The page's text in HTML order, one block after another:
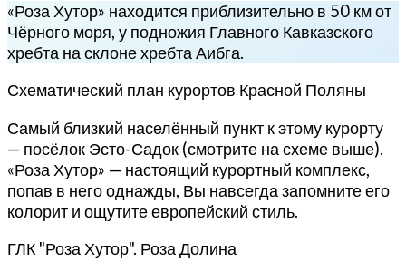
«Роза Хутор» находится приблизительно в 50 км от
Чёрного моря, у подножия Главного Кавказского
хребта на склоне хребта Аибга.
Схематический план курортов Красной Поляны
Самый близкий населённый пункт к этому курорту
— посёлок Эсто-Садок (смотрите на схеме выше).
«Роза Хутор» — настоящий курортный комплекс,
попав в него однажды, Вы навсегда запомните его
колорит и ощутите европейский стиль.
ГЛК "Роза Хутор". Роза Долина